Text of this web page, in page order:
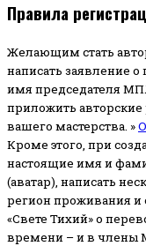
Правила
Желающим стать
написать заявление
имя председателя
приложить
вашего мастерства. »
Кроме этого, при
настоящие имя и
(аватар), написать
регион проживания
«Свете Тихий» о
времени – и в